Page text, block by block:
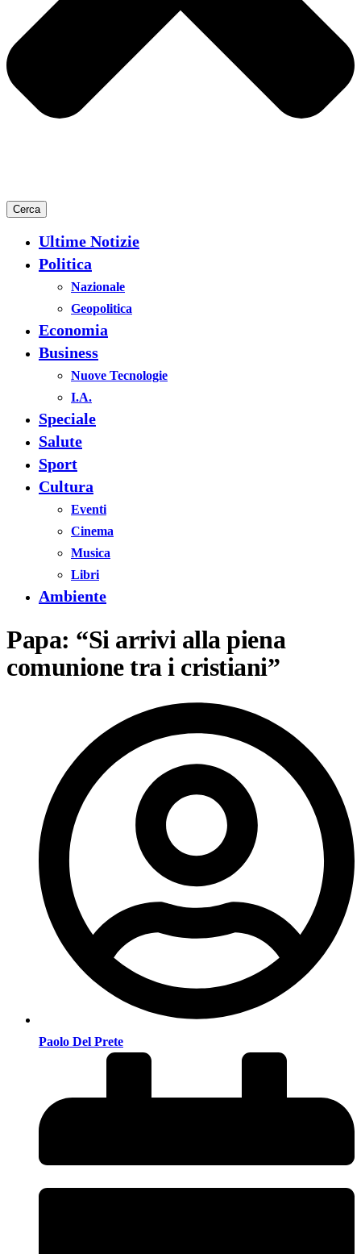
Cerca
Ultime Notizie
Politica
Nazionale
Geopolitica
Economia
Business
Nuove Tecnologie
I.A.
Speciale
Salute
Sport
Cultura
Eventi
Cinema
Musica
Libri
Ambiente
Papa: “Si arrivi alla piena
comunione tra i cristiani”
Paolo Del Prete